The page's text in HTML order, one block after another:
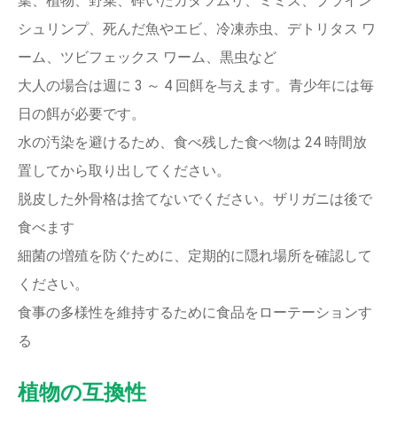
シュリンプ、死んだ魚やエビ、冷凍赤虫、デトリタス ワ
ーム、ツビフェックス ワーム、黒虫など
大人の場合は週に 3 ～ 4 回餌を与えます。青少年には毎
日の餌が必要です。
水の汚染を避けるため、食べ残した食べ物は 24 時間放
置してから取り出してください。
脱皮した外骨格は捨てないでください。ザリガニは後で
食べます
細菌の増殖を防ぐために、定期的に隠れ場所を確認して
ください。
食事の多様性を維持するために食品をローテーションす
る
植物の互換性